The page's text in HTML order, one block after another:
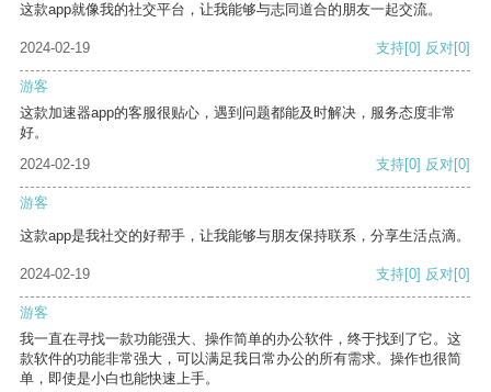
这款app就像我的社交平台，让我能够与志同道合的朋友一起交流。
2024-02-19 支持[0] 反对[0]
游客
这款加速器app的客服很贴心，遇到问题都能及时解决，服务态度非常
好。
2024-02-19
支持[0] 反对[0]
游客
这款app是我社交的好帮手，让我能够与朋友保持联系，分享生活点滴。
2024-02-19 支持[0] 反对[0]
游客
我一直在寻找一款功能强大、操作简单的办公软件，终于找到了它。这
款软件的功能非常强大，可以满足我日常办公的所有需求。操作也很简
单，即使是小白也能快速上手。